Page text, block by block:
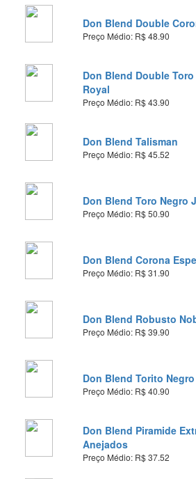
Don Blend Double
Preço Médio: R$ 48.90
Don Blend Double
Royal
Preço Médio: R$ 43.90
Don Blend Talisman
Preço Médio: R$ 45.52
Don Blend Toro Negro
Preço Médio: R$ 50.90
Don Blend Corona
Preço Médio: R$ 31.90
Don Blend Robusto
Preço Médio: R$ 39.90
Don Blend Torito Negro
Preço Médio: R$ 40.90
Don Blend Piramide
Anejados
Preço Médio: R$ 37.52